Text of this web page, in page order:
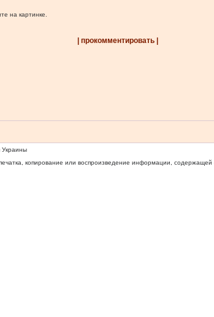
на картинке.
| прокомментировать |
Украины
копирование или воспроизведение информации, содержащей